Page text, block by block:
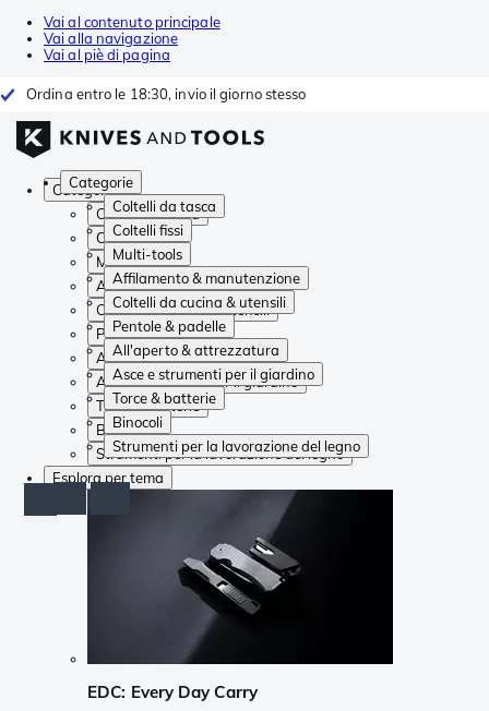
Vai al contenuto principale
Vai alla navigazione
Vai al piè di pagina
Ordina entro le 18:30, invio il giorno stesso
Categorie
Coltelli da tasca
Coltelli fissi
Multi-tools
Affilamento & manutenzione
Coltelli da cucina & utensili
Pentole & padelle
All'aperto & attrezzatura
Asce e strumenti per il giardino
Torce & batterie
Binocoli
Strumenti per la lavorazione del legno
Categorie
Coltelli da tasca
Coltelli fissi
Multi-tools
Affilamento & manutenzione
Coltelli da cucina & utensili
Pentole & padelle
All'aperto & attrezzatura
Asce e strumenti per il giardino
Torce & batterie
Binocoli
Strumenti per la lavorazione del legno
Esplora per tema
EDC: Every Day Carry